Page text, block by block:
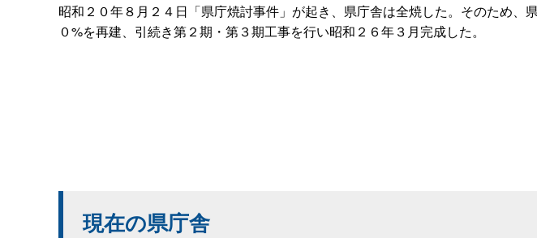
昭和２０年８月２４日「県庁焼討事件」が起き、県庁舎は全焼した。そのため、
０%を再建、引続き第２期・第３期工事を行い昭和２６年３月完成した。
現在の県庁舎